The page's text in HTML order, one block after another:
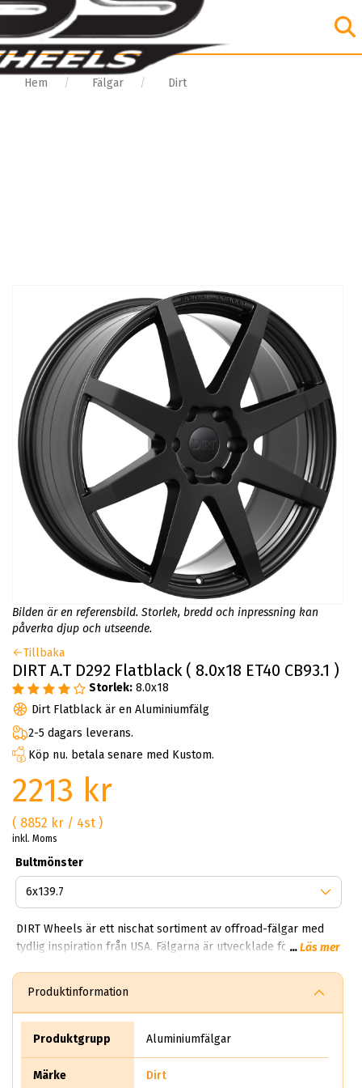
Hem Fälgar Dirt
Bilden är en referensbild. Storlek, bredd och inpressning kan
påverka djup och utseende.
Tillbaka
DIRT A.T D292 Flatblack ( 8.0x18 ET40 CB93.1 )
Storlek: 8.0x18
Dirt Flatblack är en Aluminiumfälg
2-5 dagars leverans.
Köp nu. betala senare med Kustom.
2213 kr
( 8852 kr / 4st )
inkl. Moms
Bultmönster
DIRT Wheels är ett nischat sortiment av offroad-fälgar med
tydlig inspiration från USA. Fälgarna är utvecklade för större
Wheels i stora storlekar, ofta från 18 tum upp till 26 tum,
anpassade för kraftfulla bilmodeller och breda
hjuluppsättningar. DIRT Wheels kombinerar robust
val för dig som vill ge bilen ett tydligt och kraftfullt uttryck.
...Läs mer
Produktinformation
Produktgrupp Aluminiumfälgar
Märke Dirt